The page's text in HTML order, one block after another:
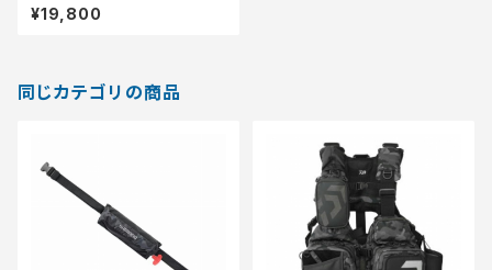
¥19,800
同じカテゴリの商品